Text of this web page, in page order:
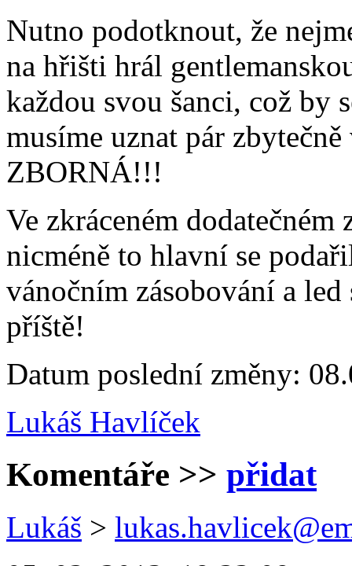
Nutno podotknout, že
na hřišti hrál
každou svou šanci, což by
musíme uznat pár
ZBORNÁ!!!
Ve zkráceném
nicméně to hlavní se
vánočním zásobování a led
příště!
Datum poslední změny:
Lukáš Havlíček
Komentáře >> přidat
Lukáš >